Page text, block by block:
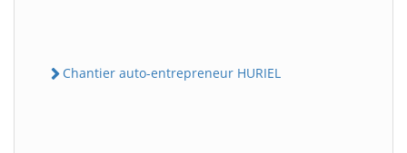
Chantier auto-entrepreneur HURIEL